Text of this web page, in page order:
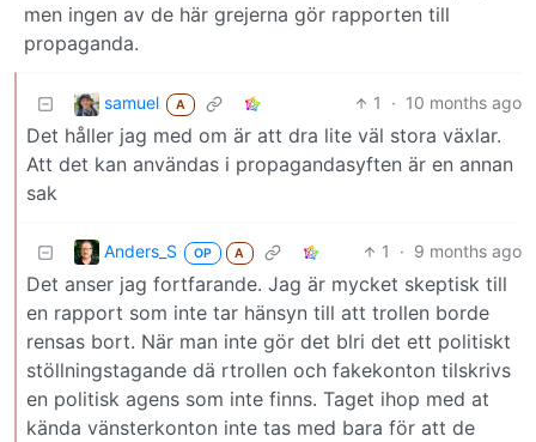
men ingen av de här grejerna gör rapporten till
propaganda.
samuel A 1 · 10 months ago
Det håller jag med om är att dra lite väl stora växlar.
Att det kan användas i propagandasyften är en annan
sak
Anders_S OP A 1 · 9 months ago
Det anser jag fortfarande. Jag är mycket skeptisk till
en rapport som inte tar hänsyn till att trollen borde
rensas bort. När man inte gör det blri det ett politiskt
stöllningstagande dä rtrollen och fakekonton tilskrivs
en politisk agens som inte finns. Taget ihop med at
kända vänsterkonton inte tas med bara för att de